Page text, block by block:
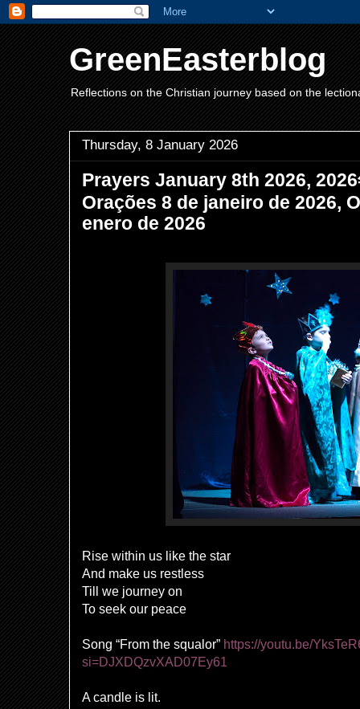
GreenEasterblog
Reflections on the Christian journey based on the
Thursday, 8 January 2026
Prayers January 8th 2026,
Orações 8 de janeiro de 2026,
enero de 2026
Rise within us like the star
And make us restless
Till we journey on
To seek our peace
Song “From the squalor” https://youtu.be/
si=DJXDQzvXAD07Ey61
A candle is lit.